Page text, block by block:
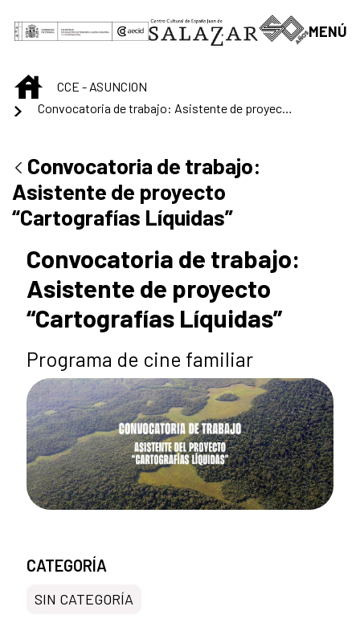
MENÚ
INICIOCCE - ASUNCION
Convocatoria de trabajo: Asistente de proyecto “Cartografías Líquidas”
Convocatoria de trabajo:
Asistente de proyecto
“Cartografías Líquidas”
Convocatoria de trabajo:
Asistente de proyecto
“Cartografías Líquidas”
Programa de cine familiar
CATEGORÍA
SIN CATEGORÍA